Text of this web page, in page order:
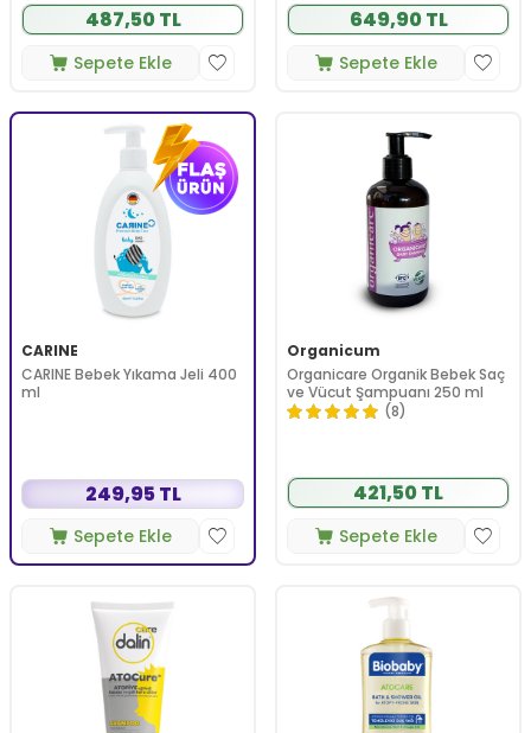
487,50 TL
Sepete Ekle
649,90 TL
Sepete Ekle
CARINE
CARINE Bebek Yıkama Jeli 400
ml
249,95 TL
Sepete Ekle
Organicum
Organicare Organik Bebek Saç
ve Vücut Şampuanı 250 ml
(8)
421,50 TL
Sepete Ekle